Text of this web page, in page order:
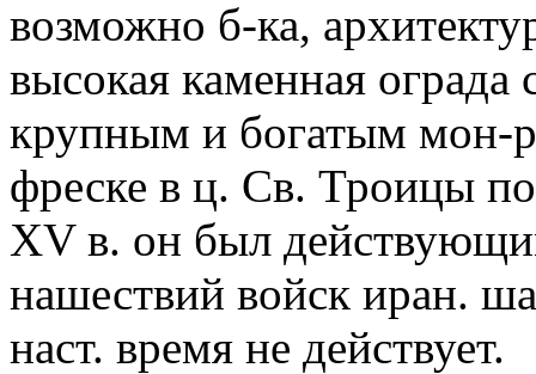
возможно б-ка,
высокая каменная
крупным и богатым мон-
фреске в ц. Св. Троицы
XV в. он был
нашествий войск иран.
наст. время не действует.